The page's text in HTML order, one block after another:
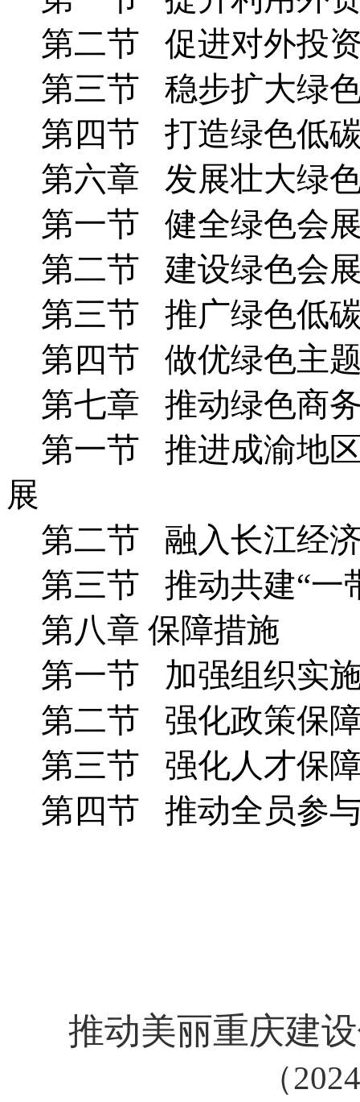
第二节 促进对外投
第三节 稳步扩大绿
第四节 打造绿色低
第六章 发展壮大绿
第一节 健全绿色会
第二节 建设绿色会
第三节 推广绿色低
第四节 做优绿色主
第七章 推动绿色商
第一节 推进成渝地
展
第二节 融入长江经
第三节 推动共建“一
第八章 保障措施
第一节 加强组织实
第二节 强化政策保
第三节 强化人才保
第四节 推动全员参
推动美丽重庆建
（